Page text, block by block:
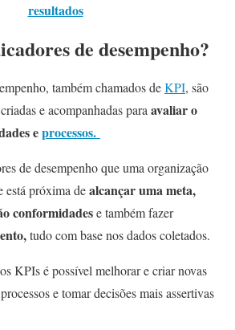
resultados
de desempenho?
também chamados deKPI, são
e acompanhadas paraavaliar o
eprocessos.
de desempenho que uma organização
está próxima dealcançar uma meta,
conformidadese também fazer
tudo com base nos dados coletados.
KPIs é possível melhorar e criar novas
e tomar decisões mais assertivas